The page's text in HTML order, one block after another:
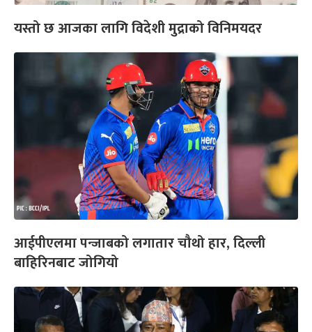
यस्तो छ आजका लागि विदेशी मुद्राको विनिमयदर
आईपीएलमा पन्जाबको लगातार चौथो हार, दिल्ली
बाहिरिनबाट जोगियो